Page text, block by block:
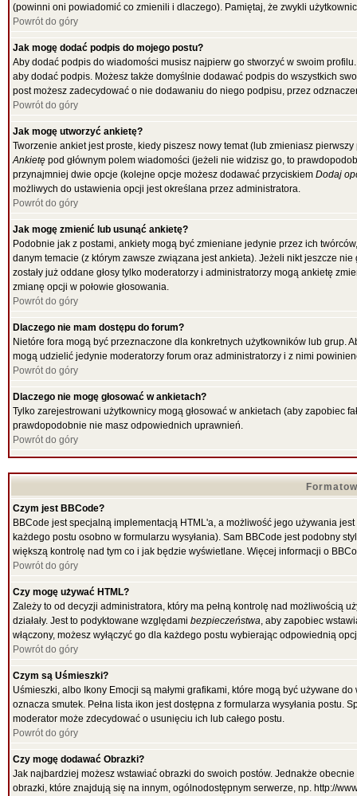
(powinni oni powiadomić co zmienili i dlaczego). Pamiętaj, że zwykli
Powrót do góry
Jak mogę dodać podpis do mojego postu?
Aby dodać podpis do wiadomości musisz najpierw go stworzyć w swoim
aby dodać podpis. Możesz także domyślnie dodawać podpis do wszystkich
post możesz zadecydować o nie dodawaniu do niego podpisu, przez
Powrót do góry
Jak mogę utworzyć ankietę?
Tworzenie ankiet jest proste, kiedy piszesz nowy temat (lub zmieniasz
Ankietę pod głównym polem wiadomości (jeżeli nie widzisz go, to
przynajmniej dwie opcje (kolejne opcje możesz dodawać przyciskiem Dodaj
możliwych do ustawienia opcji jest określana przez administratora.
Powrót do góry
Jak mogę zmienić lub usunąć ankietę?
Podobnie jak z postami, ankiety mogą być zmieniane jedynie przez ich
danym temacie (z którym zawsze związana jest ankieta). Jeżeli nikt jeszcze
zostały już oddane głosy tylko moderatorzy i administratorzy mogą ankietę
zmianę opcji w połowie głosowania.
Powrót do góry
Dlaczego nie mam dostępu do forum?
Nietóre fora mogą być przeznaczone dla konkretnych użytkowników lub grup.
mogą udzielić jedynie moderatorzy forum oraz administratorzy i z nimi
Powrót do góry
Dlaczego nie mogę głosować w ankietach?
Tylko zarejestrowani użytkownicy mogą głosować w ankietach (aby zapobiec
prawdopodobnie nie masz odpowiednich uprawnień.
Powrót do góry
Czym jest BBCode?
BBCode jest specjalną implementacją HTML'a, a możliwość jego używania
każdego postu osobno w formularzu wysyłania). Sam BBCode jest podobny
większą kontrolę nad tym co i jak będzie wyświetlane. Więcej informacji o
Powrót do góry
Czy mogę używać HTML?
Zależy to od decyzji administratora, który ma pełną kontrolę nad możliwością
działały. Jest to podyktowane względami bezpieczeństwa, aby zapobiec
włączony, możesz wyłączyć go dla każdego postu wybierając odpowiednią
Powrót do góry
Czym są Uśmieszki?
Uśmieszki, albo Ikony Emocji są małymi grafikami, które mogą być używane
oznacza smutek. Pełna lista ikon jest dostępna z formularza wysyłania
moderator może zdecydować o usunięciu ich lub całego postu.
Powrót do góry
Czy mogę dodawać Obrazki?
Jak najbardziej możesz wstawiać obrazki do swoich postów. Jednakże
obrazki, które znajdują się na innym, ogólnodostępnym serwerze, np. http://